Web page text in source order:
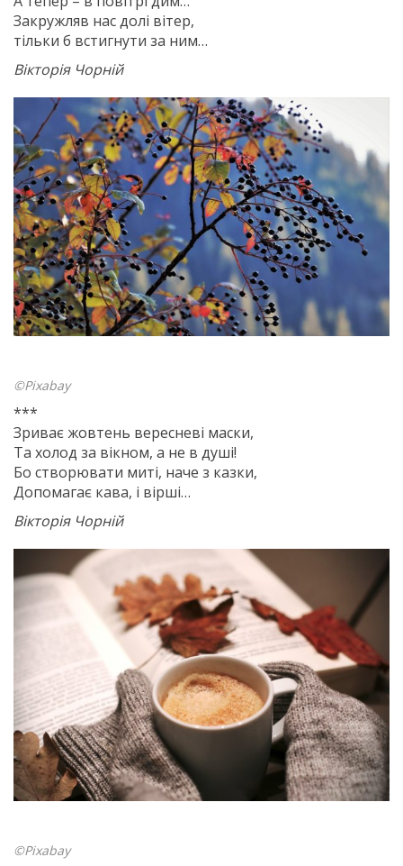
Закружляв нас долі вітер,
тільки б встигнути за ним…
Вікторія Чорній
©Pixabay
***
Зриває жовтень вересневі маски,
Та холод за вікном, а не в душі!
Бо створювати миті, наче з казки,
Допомагає кава, і вірші…
Вікторія Чорній
©Pixabay